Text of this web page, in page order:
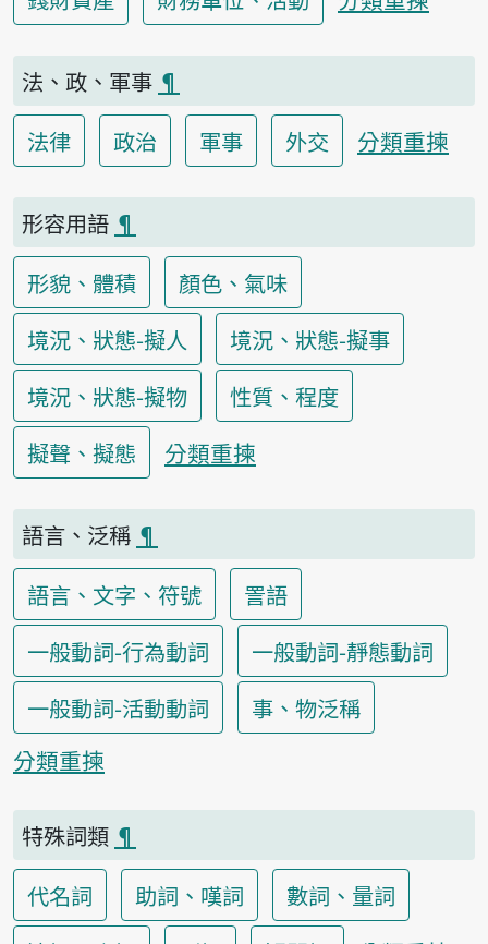
法、政、軍事 ¶
法律
政治 軍事 外交 分類重揀
形容用語 ¶
形貌、體積
顏色、氣味
境況、狀態-擬人
境況、狀態-擬事
境況、狀態-擬物
性質、程度
擬聲、擬態
分類重揀
語言、泛稱 ¶
語言、文字、符號
詈語
一般動詞-行為動詞
一般動詞-靜態動詞
一般動詞-活動動詞
事、物泛稱
分類重揀
特殊詞類 ¶
代名詞
助詞、嘆詞
數詞、量詞